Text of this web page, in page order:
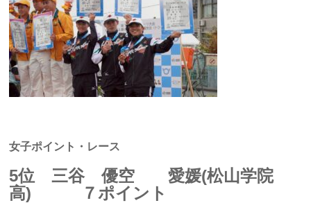
女子ポイント・レース
5位 三谷 優空 愛媛(松山学院
高) ７ポイント